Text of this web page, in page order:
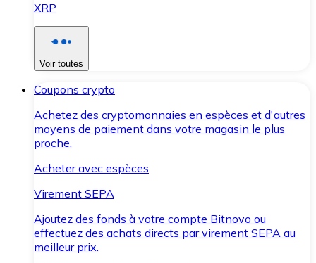
XRP
Voir toutes
Coupons crypto
Achetez des cryptomonnaies en espèces et d'autres
moyens de paiement dans votre magasin le plus
proche.
Acheter avec espèces
Virement SEPA
Ajoutez des fonds à votre compte Bitnovo ou
effectuez des achats directs par virement SEPA au
meilleur prix.